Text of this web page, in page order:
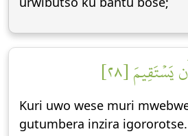
[٢٨]
Kuri uwo wese muri
gutumbera inzira igororotse.